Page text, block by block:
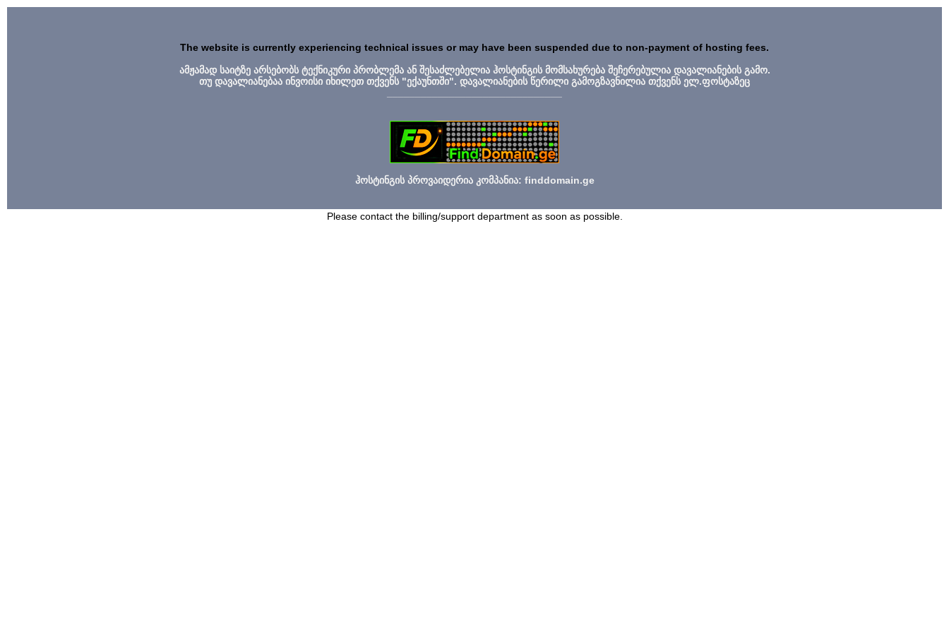
The website is currently experiencing technical issues or may have been suspended due to non-payment of hosting fees.
ამჟამად საიტზე არსებობს ტექნიკური პრობლემა ან შესაძლებელია ჰოსტინგის მომსახურება შეჩერებულია დავალიანების გამო.
თუ დავალიანებაა ინვოისი იხილეთ თქვენს "ექაუნთში". დავალიანების წერილი გამოგზავნილია თქვენს ელ.ფოსტაზეც
ჰოსტინგის პროვაიდერია კომპანია: finddomain.ge
Please contact the billing/support department as soon as possible.